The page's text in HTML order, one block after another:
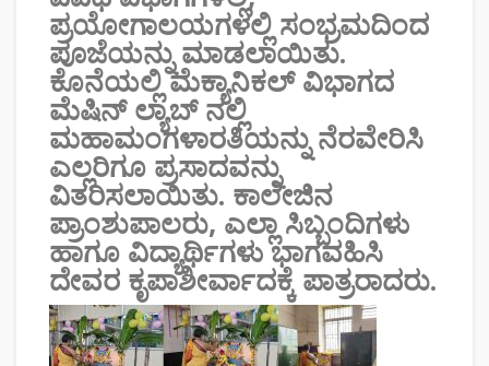
ಪ್ರಯೋಗಾಲಯಗಳಲ್ಲಿ ಸಂಭ್ರಮದಿಂದ
ಪೂಜೆಯನ್ನು ಮಾಡಲಾಯಿತು.
ಕೊನೆಯಲ್ಲಿ ಮೆಕ್ಯಾನಿಕಲ್ ವಿಭಾಗದ
ಮೆಷಿನ್ ಲ್ಯಾಬ್ ನಲ್ಲಿ
ಮಹಾಮಂಗಳಾರತಿಯನ್ನು ನೆರವೇರಿಸಿ
ಎಲ್ಲರಿಗೂ ಪ್ರಸಾದವನ್ನು
ವಿತರಿಸಲಾಯಿತು. ಕಾಲೇಜಿನ
ಪ್ರಾಂಶುಪಾಲರು, ಎಲ್ಲಾ ಸಿಬ್ಬಂದಿಗಳು
ಹಾಗೂ ವಿದ್ಯಾರ್ಥಿಗಳು ಭಾಗವಹಿಸಿ
ದೇವರ ಕೃಪಾಶೀರ್ವಾದಕ್ಕೆ ಪಾತ್ರರಾದರು.